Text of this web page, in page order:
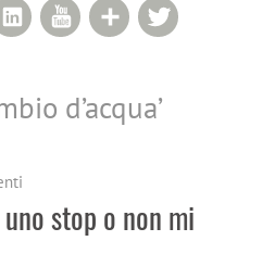
Google+
YouTube
LinkedIn
Feed
d’acqua’
stop o non mi